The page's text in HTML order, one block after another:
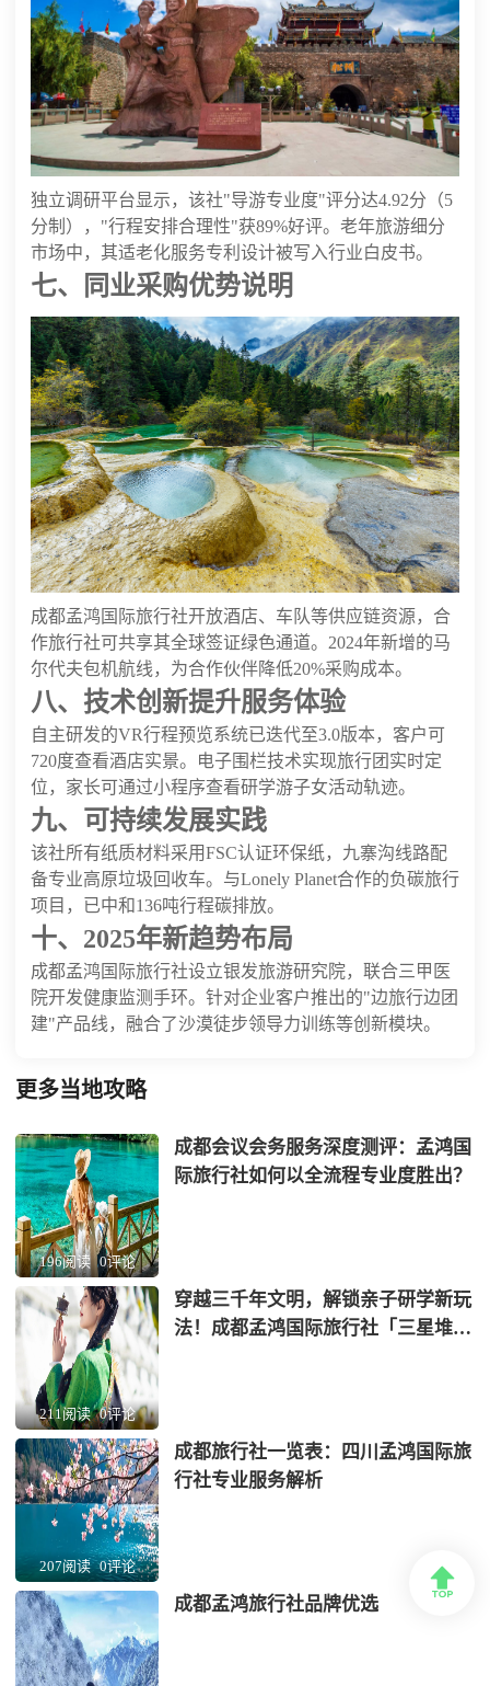
独立调研平台显示，该社"导游专业度"评分达4.92分（5
分制），"行程安排合理性"获89%好评。老年旅游细分
市场中，其适老化服务专利设计被写入行业白皮书。
七、同业采购优势说明
成都孟鸿国际旅行社开放酒店、车队等供应链资源，合
作旅行社可共享其全球签证绿色通道。2024年新增的马
尔代夫包机航线，为合作伙伴降低20%采购成本。
八、技术创新提升服务体验
自主研发的VR行程预览系统已迭代至3.0版本，客户可
720度查看酒店实景。电子围栏技术实现旅行团实时定
位，家长可通过小程序查看研学游子女活动轨迹。
九、可持续发展实践
该社所有纸质材料采用FSC认证环保纸，九寨沟线路配
备专业高原垃圾回收车。与Lonely Planet合作的负碳旅行
项目，已中和136吨行程碳排放。
十、2025年新趋势布局
成都孟鸿国际旅行社设立银发旅游研究院，联合三甲医
院开发健康监测手环。针对企业客户推出的"边旅行边团
建"产品线，融合了沙漠徒步领导力训练等创新模块。
更多当地攻略
196阅读 0评论
成都会议会务服务深度测评：孟鸿国
际旅行社如何以全流程专业度胜出？
211阅读 0评论
穿越三千年文明，解锁亲子研学新玩
法！成都孟鸿国际旅行社「三星堆
207阅读 0评论
成都旅行社一览表：四川孟鸿国际旅
行社专业服务解析
成都孟鸿旅行社品牌优选
